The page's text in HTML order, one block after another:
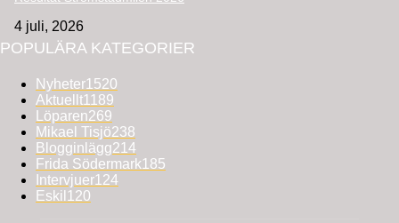
4 juli, 2026
POPULÄRA KATEGORIER
Nyheter1520
Aktuellt1189
Löparen269
Mikael Tisjö238
Blogginlägg214
Frida Södermark185
Intervjuer124
Eskil 120